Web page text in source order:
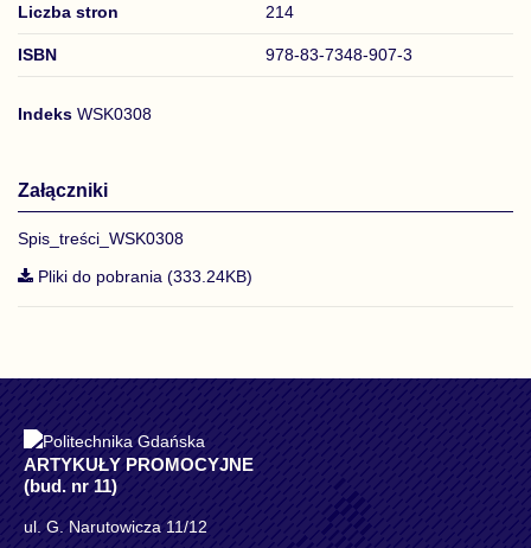
Liczba stron 214
ISBN 978-83-7348-907-3
Indeks WSK0308
Załączniki
Spis_treści_WSK0308
Pliki do pobrania (333.24KB)
ARTYKUŁY PROMOCYJNE
(bud. nr 11)
ul. G. Narutowicza 11/12